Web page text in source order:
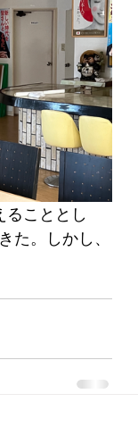
こととし
。しかし、